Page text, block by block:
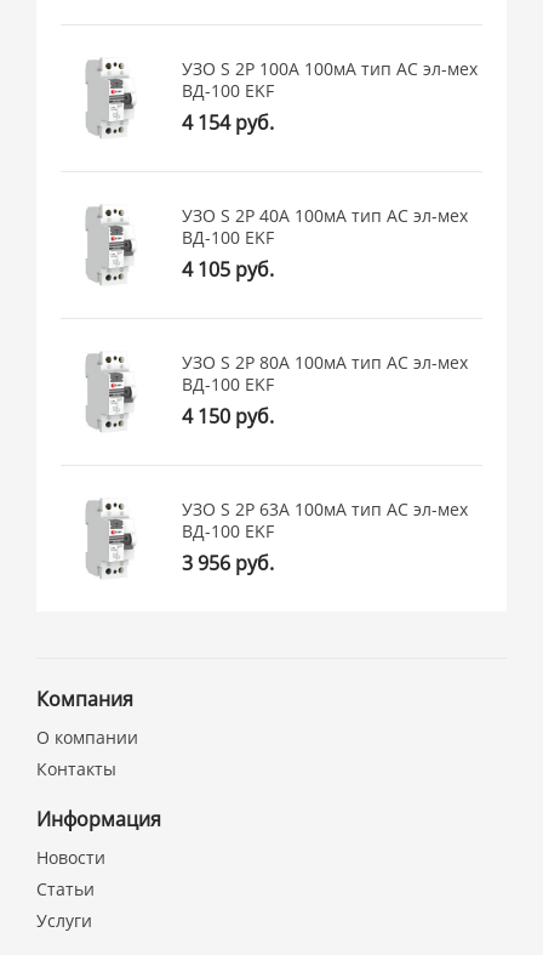
УЗО S 2P 100А 100мА тип АС эл-мех
ВД-100 EKF
4 154 руб.
УЗО S 2P 40А 100мА тип АС эл-мех
ВД-100 EKF
4 105 руб.
УЗО S 2P 80А 100мА тип АС эл-мех
ВД-100 EKF
4 150 руб.
УЗО S 2P 63А 100мА тип АС эл-мех
ВД-100 EKF
3 956 руб.
Компания
О компании
Контакты
Информация
Новости
Статьи
Услуги